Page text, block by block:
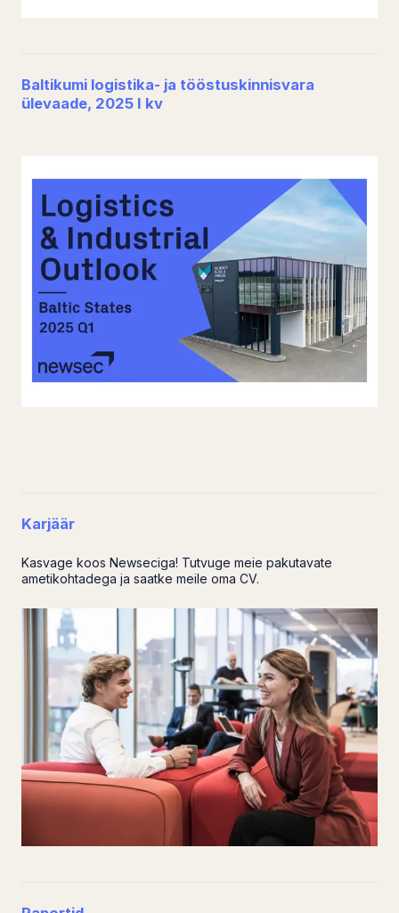
Baltikumi logistika- ja tööstuskinnisvara
ülevaade, 2025 I kv
Karjäär
Kasvage koos Newseciga! Tutvuge meie pakutavate
ametikohtadega ja saatke meile oma CV.